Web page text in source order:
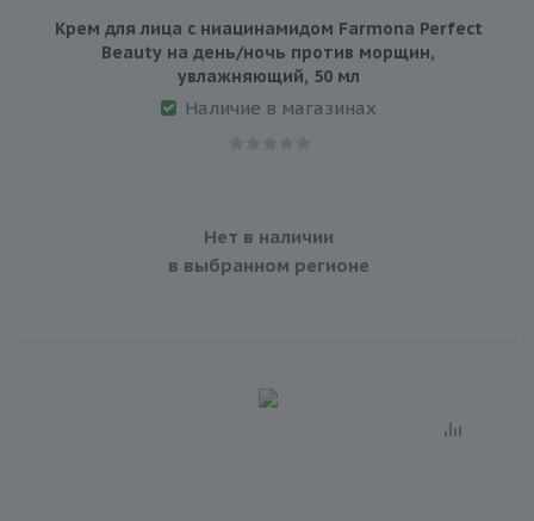
Крем для лица с ниацинамидом Farmona Perfect
Beauty на день/ночь против морщин,
увлажняющий, 50 мл
Наличие в магазинах
Нет в наличии
в выбранном регионе